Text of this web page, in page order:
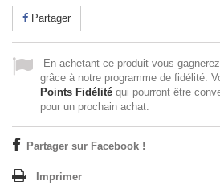
Partager
En achetant ce produit vous gagnerez
grâce à notre programme de fidélité.
Points Fidélité qui pourront être
pour un prochain achat.
Partager sur Facebook !
Imprimer